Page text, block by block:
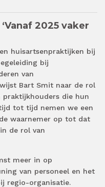
2025 vaker
huisartsenpraktijken bij
bij
van
Bart Smit naar de rol
praktijkhouders die hun
tot tijd nemen we een
waarnemer op tot dat
de rol van
meer in op
van personeel en het
regio-organisatie.